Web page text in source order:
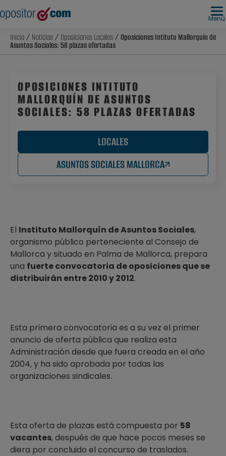
Menú
Inicio/ Noticias/ Oposiciones Locales/ Oposiciones Intituto Mallorquín de
Asuntos Sociales: 58 plazas ofertadas
OPOSICIONES INTITUTO
MALLORQUÍN DE ASUNTOS
SOCIALES: 58 PLAZAS OFERTADAS
LOCALES
ASUNTOS SOCIALES MALLORCA
El Instituto Mallorquín de Asuntos Sociales,
organismo público perteneciente al Consejo de
Mallorca y situado en Palma de Mallorca, prepara
una fuerte convocatoria de oposiciones que se
distribuirán entre 2010 y 2012.
Esta primera convocatoria es a su vez el primer
anuncio de oferta pública que realiza esta
Administración desde que fuera creada en el año
2004, y ha sido aprobada por todas las
organizaciones sindicales.
Esta oferta de plazas está compuesta por 58
vacantes, después de que hace pocos meses se
diera por concluido el concurso de traslados.